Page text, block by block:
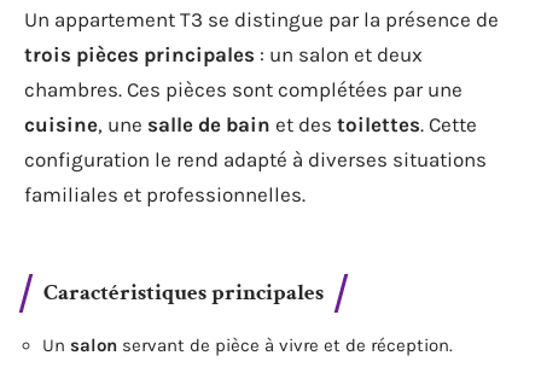
Un appartement T3 se distingue par la présence de
trois pièces principales : un salon et deux
chambres. Ces pièces sont complétées par une
cuisine, une salle de bain et des toilettes. Cette
configuration le rend adapté à diverses situations
familiales et professionnelles.
Caractéristiques principales
Un salon servant de pièce à vivre et de réception.